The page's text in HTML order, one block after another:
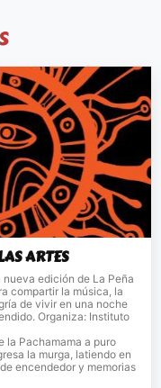
ARTES
edición de La Peña
compartir la música, la
de vivir en una noche
Organiza: Instituto
la Pachamama a puro
la murga, latiendo en
encendedor y memorias